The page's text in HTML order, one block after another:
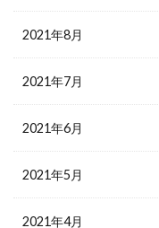
2021年8月
2021年7月
2021年6月
2021年5月
2021年4月